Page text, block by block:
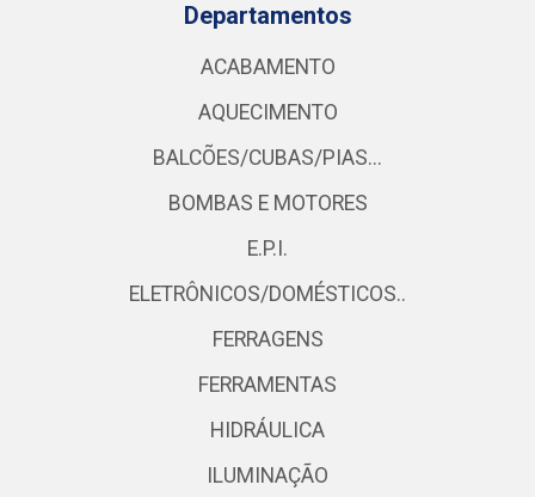
Departamentos
ACABAMENTO
AQUECIMENTO
BALCÕES/CUBAS/PIAS...
BOMBAS E MOTORES
E.P.I.
ELETRÔNICOS/DOMÉSTICOS..
FERRAGENS
FERRAMENTAS
HIDRÁULICA
ILUMINAÇÃO